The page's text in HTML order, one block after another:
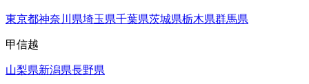
東京都神奈川県埼玉県千葉県茨城県栃木県群馬県
甲信越
山梨県新潟県長野県